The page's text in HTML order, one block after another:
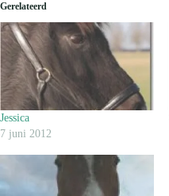
Gerelateerd
Jessica
7 juni 2012